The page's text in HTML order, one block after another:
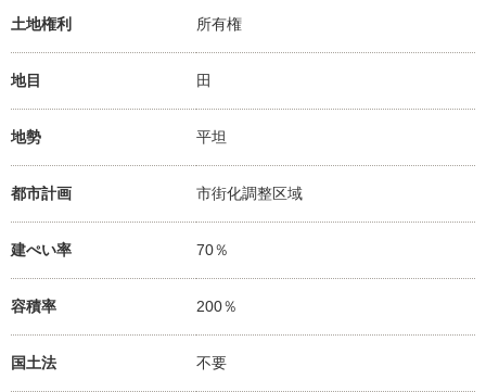
土地権利 所有権
地目 田
地勢 平坦
都市計画 市街化調整区域
建ぺい率 70％
容積率 200％
国土法 不要